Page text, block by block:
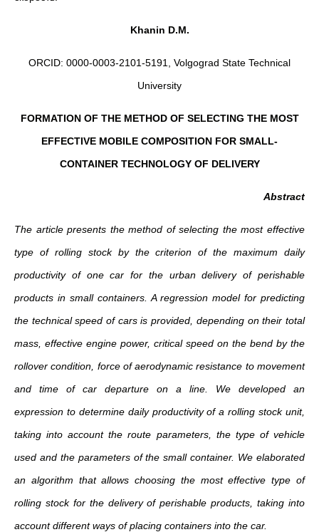
Khanin D.M.
ORCID: 0000-0003-2101-5191, Volgograd State Technical
University
FORMATION OF THE METHOD OF SELECTING THE MOST
EFFECTIVE MOBILE COMPOSITION FOR SMALL-
CONTAINER TECHNOLOGY OF DELIVERY
Abstract
The article presents the method of selecting the most effective
type of rolling stock by the criterion of the maximum daily
productivity of one car for the urban delivery of perishable
products in small containers. A regression model for predicting
the technical speed of cars is provided, depending on their total
mass, effective engine power, critical speed on the bend by the
rollover condition, force of aerodynamic resistance to movement
and time of car departure on a line. We developed an
expression to determine daily productivity of a rolling stock unit,
taking into account the route parameters, the type of vehicle
used and the parameters of the small container. We elaborated
an algorithm that allows choosing the most effective type of
rolling stock for the delivery of perishable products, taking into
account different ways of placing containers into the car.